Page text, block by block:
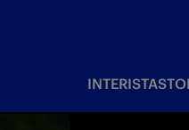
INTERISTA